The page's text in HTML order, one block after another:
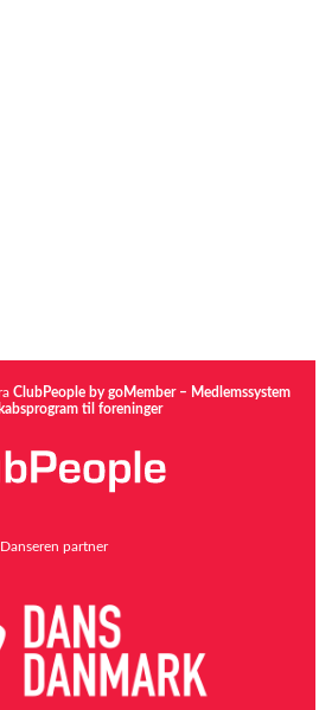
ClubPeople by goMember – Medlemssystem
til foreninger
Danseren partner